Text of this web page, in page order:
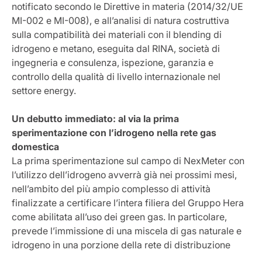
notificato secondo le Direttive in materia (2014/32/UE
MI-002 e MI-008), e all’analisi di natura costruttiva
sulla compatibilità dei materiali con il blending di
idrogeno e metano, eseguita dal RINA, società di
ingegneria e consulenza, ispezione, garanzia e
controllo della qualità di livello internazionale nel
settore energy.
Un debutto immediato: al via la prima
sperimentazione con l’idrogeno nella rete gas
domestica
La prima sperimentazione sul campo di NexMeter con
l’utilizzo dell’idrogeno avverrà già nei prossimi mesi,
nell’ambito del più ampio complesso di attività
finalizzate a certificare l’intera filiera del Gruppo Hera
come abilitata all’uso dei green gas. In particolare,
prevede l’immissione di una miscela di gas naturale e
idrogeno in una porzione della rete di distribuzione